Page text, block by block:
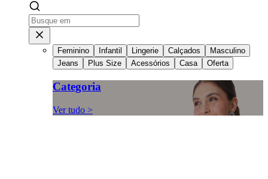
Feminino Infantil Lingerie Calçados
Masculino
Jeans
Plus Size Acessórios Casa Oferta
Categoria
Ver tudo >